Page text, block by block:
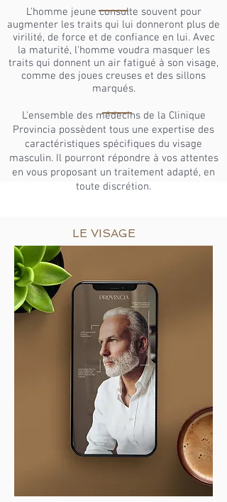
L'homme jeune consulte souvent pour
augmenter les traits qui lui donneront plus de
virilité, de force et de confiance en lui. Avec
la maturité, l'homme voudra masquer les
traits qui donnent un air fatigué à son visage,
comme des joues creuses et des sillons
marqués.
L'ensemble des médecins de la Clinique
Provincia possèdent tous une expertise des
caractéristiques spécifiques du visage
masculin. Il pourront répondre à vos attentes
en vous proposant un traitement adapté, en
toute discrétion.
LE VISAGE